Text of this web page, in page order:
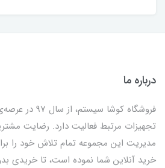
درباره ما
فروشگاه کوشا
تجهیزات مرتبط فعالیت دارد. رضایت
مدیریت این مجموعه تمام تلاش خود را
خرید آنلاین شما نموده است، تا خریدی